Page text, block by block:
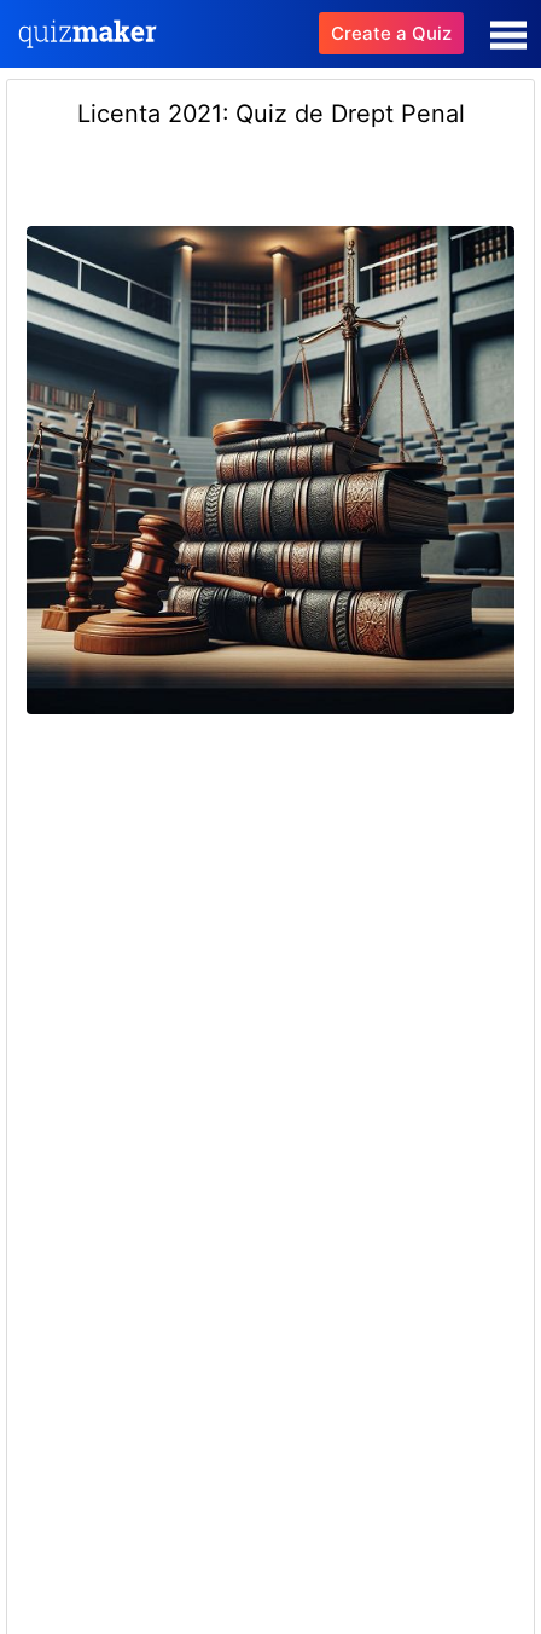
Create a Quiz
Licenta 2021: Quiz de Drept Penal